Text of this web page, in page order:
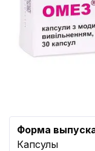
Форма
Капсулы